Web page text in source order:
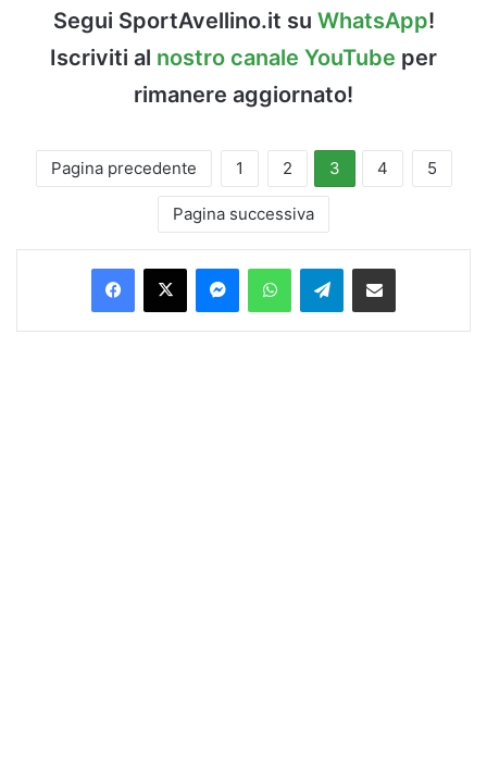
Segui SportAvellino.it su WhatsApp!
Iscriviti al nostro canale YouTube per
rimanere aggiornato!
Pagina precedente 1 2 3 4 5
Pagina successiva
Facebook
X MessengerWhatsAppTelegramCondividi via Email